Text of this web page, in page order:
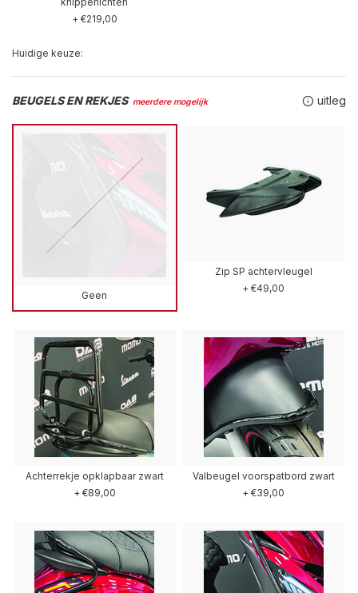
+ €219,00
Huidige keuze:
BEUGELS EN REKJES meerdere mogelijk uitleg
Geen
Zip SP achtervleugel
+ €49,00
Achterrekje opklapbaar zwart
+ €89,00
Valbeugel voorspatbord zwart
+ €39,00